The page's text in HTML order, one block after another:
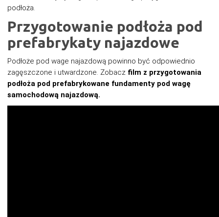
podłoża.
Przygotowanie podłoża pod
prefabrykaty najazdowe
Podłoże pod wage najazdową powinno być odpowiednio
zagęszczone i utwardzone. Zobacz film z przygotowania
podłoża pod prefabrykowane fundamenty pod wagę
samochodową najazdową.